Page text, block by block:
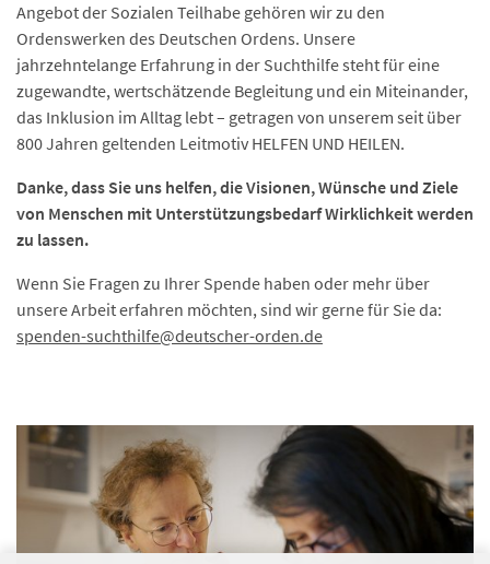
Angebot der Sozialen Teilhabe gehören wir zu den
Ordenswerken des Deutschen Ordens. Unsere
jahrzehntelange Erfahrung in der Suchthilfe steht für eine
zugewandte, wertschätzende Begleitung und ein Miteinander,
das Inklusion im Alltag lebt – getragen von unserem seit über
800 Jahren geltenden Leitmotiv HELFEN UND HEILEN.
Danke, dass Sie uns helfen, die Visionen, Wünsche und Ziele
von Menschen mit Unterstützungsbedarf Wirklichkeit werden
zu lassen.
Wenn Sie Fragen zu Ihrer Spende haben oder mehr über
unsere Arbeit erfahren möchten, sind wir gerne für Sie da:
spenden-suchthilfe@deutscher-orden.de